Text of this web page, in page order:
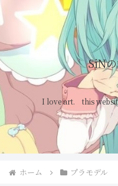
SiN
I love art. this
ホーム プラモデル